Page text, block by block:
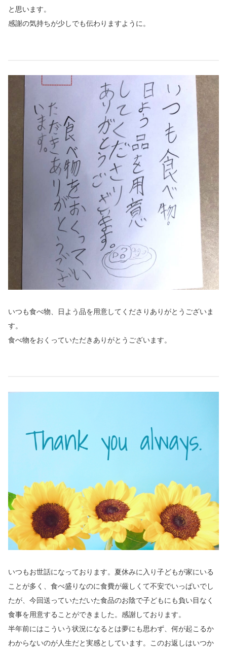
と思います。
感謝の気持ちが少しでも伝わりますように。
いつも食べ物、日よう品を用意してくださりありがとうございま
す。
食べ物をおくっていただきありがとうございます。
いつもお世話になっております。夏休みに入り子どもが家にいる
ことが多く、食べ盛りなのに食費が厳しくて不安でいっぱいでし
たが、今回送っていただいた食品のお陰で子どもにも負い目なく
食事を用意することができました。感謝しております。
半年前にはこういう状況になるとは夢にも思わず、何が起こるか
わからないのが人生だと実感としています。このお返しはいつか